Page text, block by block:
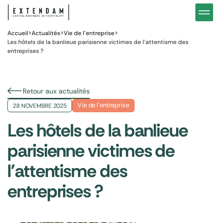
Notre stratégie d’investissements hôteliers Nos
Investir
Pourquoi investir dans l’hôtellerie ?
Vous êtes
Gestion de patrimoine
Actualités
Accueil>Actualités>Vie de l’entreprise>
Les hôtels de la banlieue parisienne victimes de l’attentisme des
entreprises ?
Retour aux actualités
28 NOVEMBRE 2025 Vie de l’entreprise
Les hôtels de la banlieue
parisienne victimes de
l'attentisme des
entreprises ?